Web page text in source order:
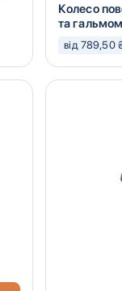
Колесо
та гальмом
від 789,50